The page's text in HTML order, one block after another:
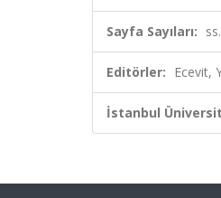
Sayfa Sayıları:
Editörler: Ecevit,
İstanbul